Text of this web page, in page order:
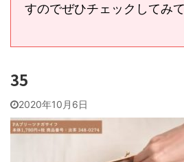
すのでぜひチェックしてみ
35
2020年10月6日